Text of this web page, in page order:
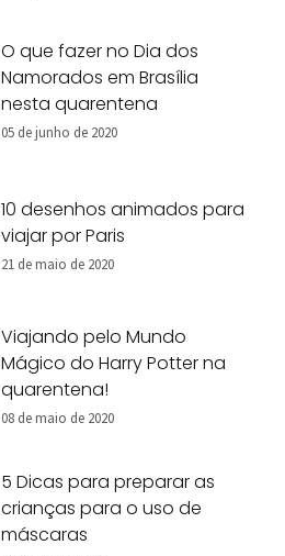
O que fazer no Dia dos
Namorados em Brasília
nesta quarentena
05 de junho de 2020
10 desenhos animados para
viajar por Paris
21 de maio de 2020
Viajando pelo Mundo
Mágico do Harry Potter na
quarentena!
08 de maio de 2020
5 Dicas para preparar as
crianças para o uso de
máscaras